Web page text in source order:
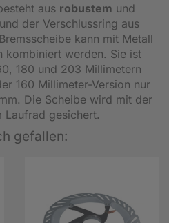
aus robustem und
der Verschlussring aus
kann mit Metall
kombiniert werden. Sie ist
180 und 203 Millimetern
160 Millimeter-Version nur
Die Scheibe wird mit der
Laufrad gesichert.
gefallen: